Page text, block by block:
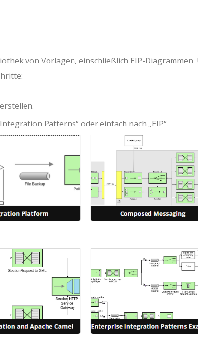
von Vorlagen, einschließlich EIP-Diagrammen.
Patterns“ oder einfach nach „EIP“.